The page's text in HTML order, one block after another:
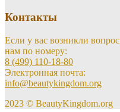
Контакты
Если у вас возникли
нам по номеру:
8 (499) 110-18-80
Электронная почта:
info@beautykingdom.org
2023 © BeautyKingdom.org